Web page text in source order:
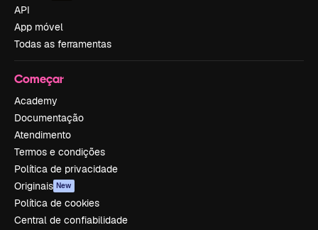
API
App móvel
Todas as ferramentas
Começar
Academy
Documentação
Atendimento
Termos e condições
Política de privacidade
Originais New
Política de cookies
Central de confiabilidade